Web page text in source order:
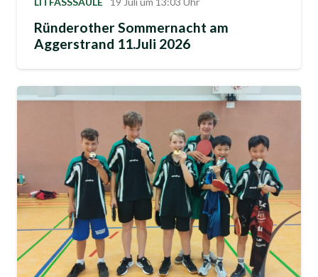
Ründerother Sommernacht am
Aggerstrand 11.Juli 2026